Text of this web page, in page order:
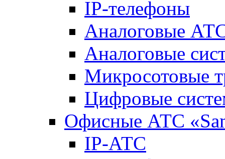
IP-телефоны
Аналоговые
Аналоговые
Микросотовые
Цифровые
Офисные АТС
IP-АТС